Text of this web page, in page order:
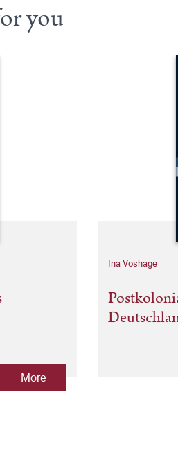
you
More
Ina Voshage